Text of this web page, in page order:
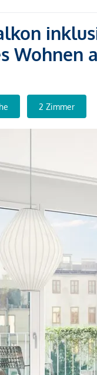
Wohnen
2 Zimmer